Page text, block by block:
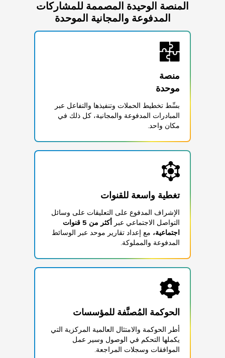
المنصة الوحيدة المصممة للمشاركات
المدفوعة والمجانية الموحدة
موحدة
بسِّط تخطيط الحملات وتنفيذها والتفاعل عبر
المبادرات المدفوعة والمجانية، كل ذلك في
مكان واحد.
تغطية واسعة للقنوات
الإشراف المدفوع على التعليقات على وسائل
التواصل الاجتماعي عبر
أكثر من 5 قنوات
اجتماعية، مع إعداد تقارير موحد عبر الوسائط
المدفوعة والمملوكة.
الحوكمة المُصنَّفة للمؤسسات
أطر الحوكمة والامتثال العالمية المركزية التي
يكملها التحكم في الوصول وسير عمل
الموافقات وسجلات المراجعة.